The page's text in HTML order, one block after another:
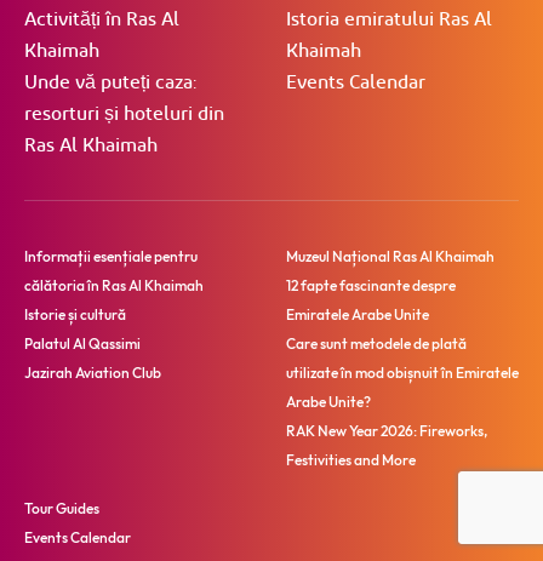
Activități în Ras Al
Khaimah
Unde vă puteți caza:
resorturi și hoteluri din
Ras Al Khaimah
Istoria emiratului Ras Al
Khaimah
Events Calendar
Informații esențiale pentru
călătoria în Ras Al Khaimah
Istorie și cultură
Palatul Al Qassimi
Jazirah Aviation Club
Muzeul Național Ras Al Khaimah
12 fapte fascinante despre
Emiratele Arabe Unite
Care sunt metodele de plată
utilizate în mod obișnuit în Emiratele
Arabe Unite?
RAK New Year 2026: Fireworks,
Festivities and More
Tour Guides
Events Calendar